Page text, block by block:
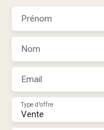
Prénom
Nom
Email
Vente
Type d'offre